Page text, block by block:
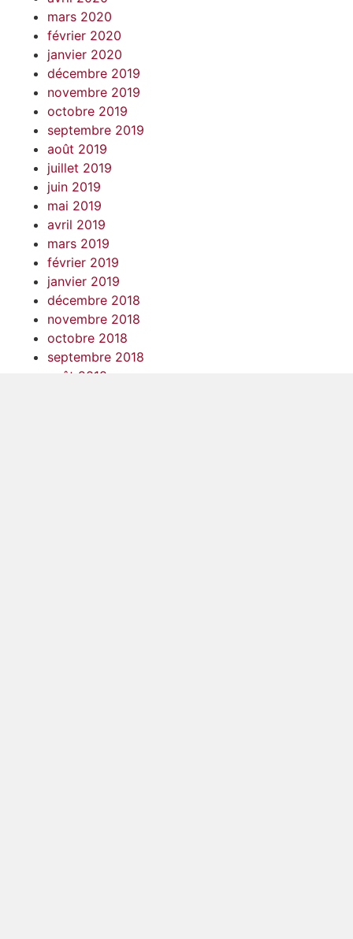
mars 2020
février 2020
janvier 2020
décembre 2019
novembre 2019
octobre 2019
septembre 2019
août 2019
juillet 2019
juin 2019
mai 2019
avril 2019
mars 2019
février 2019
janvier 2019
décembre 2018
novembre 2018
octobre 2018
septembre 2018
août 2018